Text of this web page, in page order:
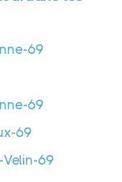
69
69
69
69